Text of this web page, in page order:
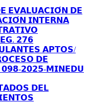
𝗘𝗩𝗔𝗟𝗨𝗔𝗖𝗜𝗢́𝗡 𝗗𝗘
𝗜𝗡𝗧𝗘𝗥𝗡𝗔
𝟮𝟳𝟲
𝗔𝗣𝗧𝗢𝗦/
𝗗𝗘
𝟮𝟬𝟮𝟱-𝗠𝗜𝗡𝗘𝗗𝗨
𝗗𝗘𝗟